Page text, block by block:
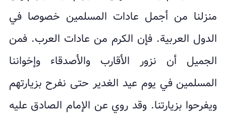
منزلنا من أجمل عادات المسلمين خصوصا في
الدول العربية. فإن الكرم من عادات العرب. فمن
الجميل أن نزور الأقارب والأصدقاء وإخواننا
المسلمين في يوم عيد الغدير حتى نفرح بزيارتهم
ويفرحوا بزيارتنا. وقد روي عن الإمام الصادق عليه